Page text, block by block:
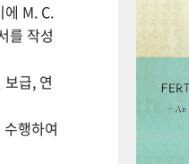
M. C.
를 작성
급, 연
행하여